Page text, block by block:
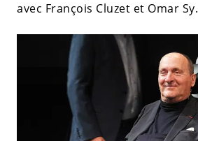
avec François Cluzet et Omar Sy.